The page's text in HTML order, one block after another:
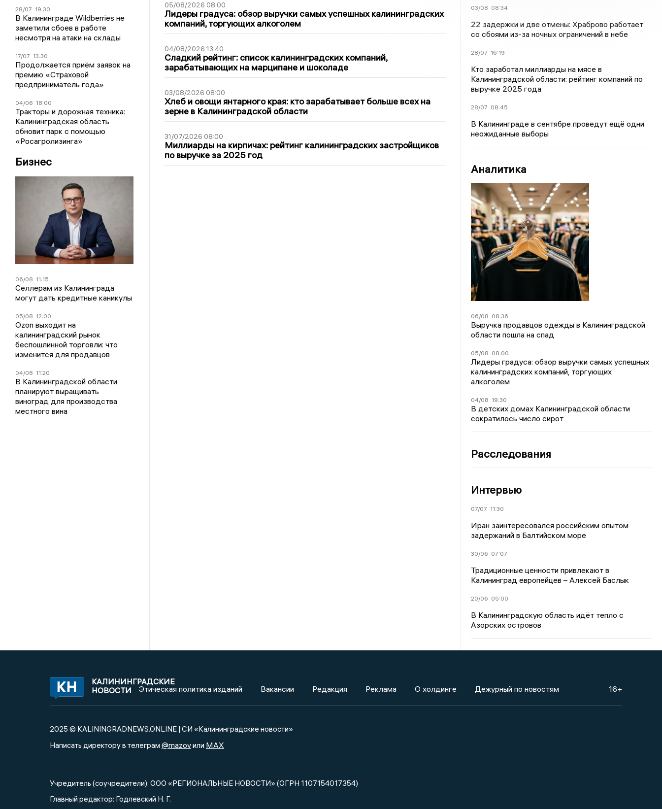
28/07 19:30
В Калининграде Wildberries не
заметили сбоев в работе
несмотря на атаки на склады
17/07 13:30
Продолжается приём заявок на
премию «Страховой
предприниматель года»
04/06 18:00
Тракторы и дорожная техника:
Калининградская область
обновит парк с помощью
«Росагролизинга»
Бизнес
06/08 11:15
Селлерам из Калининграда
могут дать кредитные каникулы
05/08 12:00
Ozon выходит на
калининградский рынок
беспошлинной торговли: что
изменится для продавцов
04/08 11:20
В Калининградской области
планируют выращивать
виноград для производства
местного вина
05/08/2026 08:00
Лидеры градуса: обзор выручки самых успешных калининградских
компаний, торгующих алкоголем
04/08/2026 13:40
Сладкий рейтинг: список калининградских компаний,
зарабатывающих на марципане и шоколаде
03/08/2026 08:00
Хлеб и овощи янтарного края: кто зарабатывает больше всех на
зерне в Калининградской области
31/07/2026 08:00
Миллиарды на кирпичах: рейтинг калининградских застройщиков
по выручке за 2025 год
03/08 08:34
22 задержки и две отмены: Храброво работает
со сбоями из-за ночных ограничений в небе
28/07 16:19
Кто заработал миллиарды на мясе в
Калининградской области: рейтинг компаний по
выручке 2025 года
28/07 08:45
В Калининграде в сентябре проведут ещё одни
неожиданные выборы
Аналитика
06/08 08:36
Выручка продавцов одежды в Калининградской
области пошла на спад
05/08 08:00
Лидеры градуса: обзор выручки самых успешных
калининградских компаний, торгующих
алкоголем
04/08 19:30
В детских домах Калининградской области
сократилось число сирот
Расследования
Интервью
07/07 11:30
Иран заинтересовался российским опытом
задержаний в Балтийском море
30/06 07:07
Традиционные ценности привлекают в
Калининград европейцев – Алексей Баслык
20/06 05:00
В Калининградскую область идёт тепло с
Азорских островов
КАЛИНИНГРАДСКИЕ
НОВОСТИ
Этическая политика изданий Вакансии Редакция Реклама О холдинге Дежурный по новостям 16+
2025 © KALININGRADNEWS.ONLINE | СИ «Калининградские новости»
Написать директору в телеграм @mazovили MAX
Учредитель (соучредители): ООО «РЕГИОНАЛЬНЫЕ НОВОСТИ» (ОГРН 1107154017354)
Главный редактор: Годлевский Н. Г.